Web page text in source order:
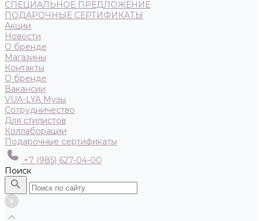
СПЕЦИАЛЬНОЕ ПРЕДЛОЖЕНИЕ
ПОДАРОЧНЫЕ СЕРТИФИКАТЫ
Акции
Новости
О бренде
Магазины
Контакты
О бренде
Вакансии
VUA-LYA Музы
Сотрудничество
Для стилистов
Коллаборации
Подарочные сертификаты
+7 (985) 627-04-00
Поиск